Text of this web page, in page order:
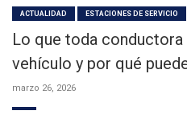
ACTUALIDAD ESTACIONES DE SERVICIO
Lo que toda
vehículo y por qué
marzo 26, 2026